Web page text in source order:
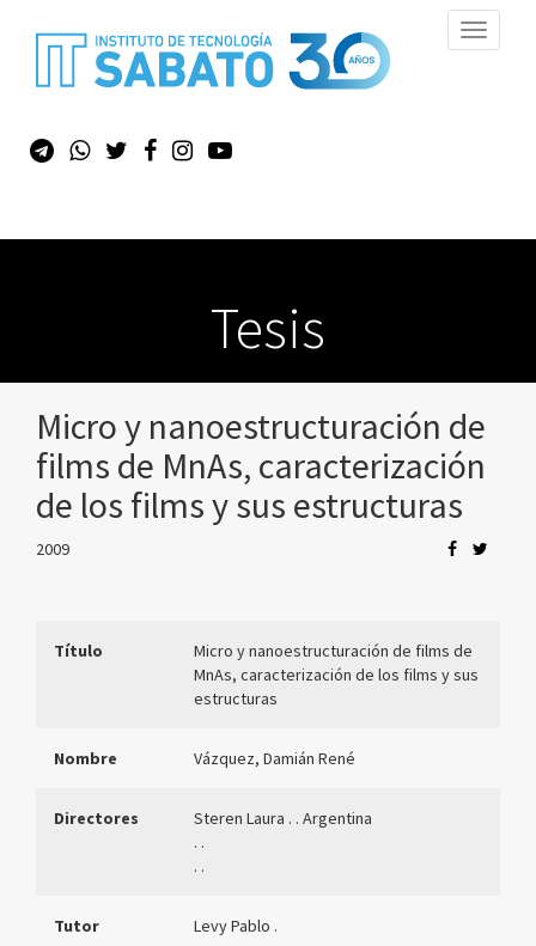
Toggle
Tesis
Micro y nanoestructuración de
films de MnAs, caracterización
de los films y sus estructuras
2009
Título
Micro y nanoestructuración de films de
MnAs, caracterización de los films y sus
estructuras
Nombre Vázquez, Damián René
Directores
Steren Laura . . Argentina
. .
. .
Tutor Levy Pablo .